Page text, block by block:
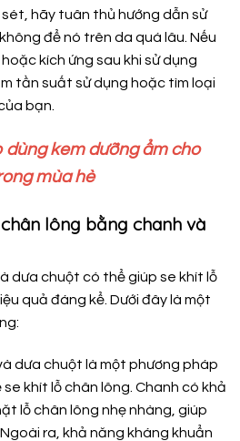
hãy tuân thủ hướng dẫn sử
để nó trên da quá lâu. Nếu
kích ứng sau khi sử dụng
tần suất sử dụng hoặc tìm loại
bạn.
dùng kem dưỡng ẩm cho
mùa hè
lông bằng chanh và
dưa chuột có thể giúp se khít lỗ
quả đáng kể. Dưới đây là một
dưa chuột là một phương pháp
khít lỗ chân lông. Chanh có khả
lỗ chân lông nhẹ nhàng, giúp
ra, khả năng kháng khuẩn